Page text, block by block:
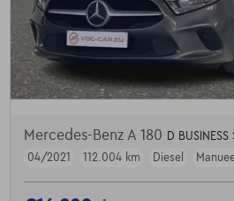
Mercedes-Benz A 180 D BUSINESS
04/2021
112.004 km Diesel